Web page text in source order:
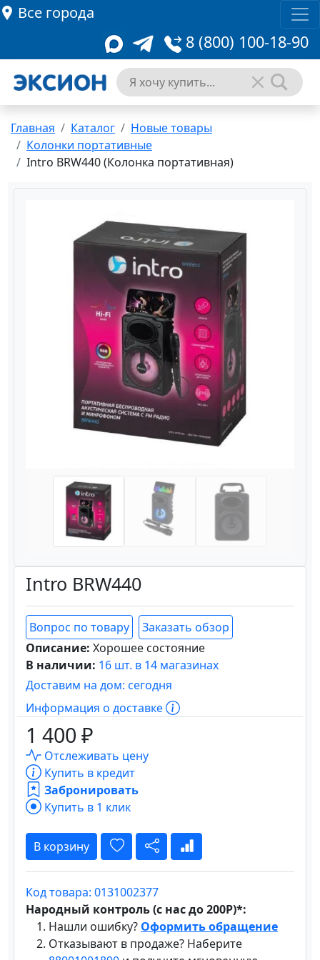
Все города
8 (800) 100-18-90
Главная Каталог
Новые товары
Колонки портативные
Intro BRW440 (Колонка портативная)
Intro BRW440
Вопрос по товару
Заказать обзор
Описание: Хорошее состояние
В наличии: 16 шт. в 14 магазинах
Доставим на дом: сегодня
Информация о доставке
1 400 ₽
Отслеживать цену
Купить в кредит
Забронировать
Купить в 1 клик
В корзину
Код товара: 0131002377
Народный контроль (с нас до 200Р)*:
Нашли ошибку? Оформить обращение
Отказывают в продаже? Наберите